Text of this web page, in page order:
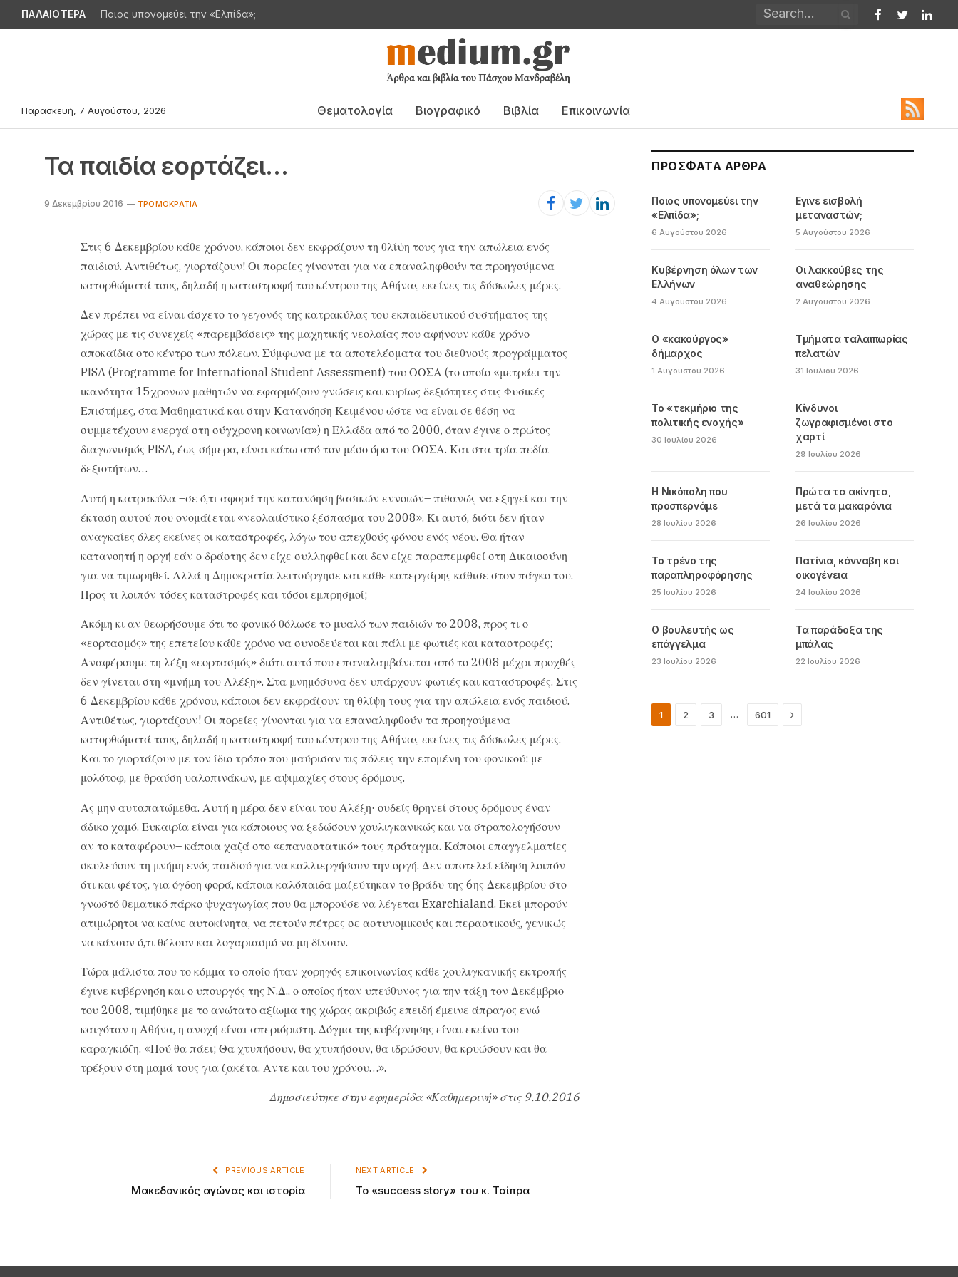
ΠΑΛΑΙΟΤΕΡΑ Ποιος υπονομεύει την «Ελπίδα»;
Facebook
Twitter
Παρασκευή, 7 Αυγούστου, 2026 Θεματολογία Βιογραφικό Βιβλία Επικοινωνία
Τα παιδία εορτάζει…
9 Δεκεμβρίου 2016 TΡΟΜΟΚΡΑΤΊΑ
Στις 6 Δεκεμβρίου κάθε χρόνου, κάποιοι δεν εκφράζουν τη θλίψη τους για την απώλεια ενός
παιδιού. Αντιθέτως, γιορτάζουν! Οι πορείες γίνονται για να επαναληφθούν τα προηγούμενα
κατορθώματά τους, δηλαδή η καταστροφή του κέντρου της Αθήνας εκείνες τις δύσκολες μέρες.
Δεν πρέπει να είναι άσχετο το γεγονός της κατρακύλας του εκπαιδευτικού συστήματος της
χώρας με τις συνεχείς «παρεμβάσεις» της μαχητικής νεολαίας που αφήνουν κάθε χρόνο
αποκαΐδια στο κέντρο των πόλεων. Σύμφωνα με τα αποτελέσματα του διεθνούς προγράμματος
PISA (Programme for International Student Assessment) του ΟΟΣΑ (το οποίο «μετράει την
ικανότητα 15χρονων μαθητών να εφαρμόζουν γνώσεις και κυρίως δεξιότητες στις Φυσικές
Επιστήμες, στα Μαθηματικά και στην Κατανόηση Κειμένου ώστε να είναι σε θέση να
συμμετέχουν ενεργά στη σύγχρονη κοινωνία») η Ελλάδα από το 2000, όταν έγινε ο πρώτος
διαγωνισμός PISA, έως σήμερα, είναι κάτω από τον μέσο όρο του ΟΟΣΑ. Και στα τρία πεδία
δεξιοτήτων…
Αυτή η κατρακύλα –σε ό,τι αφορά την κατανόηση βασικών εννοιών– πιθανώς να εξηγεί και την
έκταση αυτού που ονομάζεται «νεολαιίστικο ξέσπασμα του 2008». Κι αυτό, διότι δεν ήταν
αναγκαίες όλες εκείνες οι καταστροφές, λόγω του απεχθούς φόνου ενός νέου. Θα ήταν
κατανοητή η οργή εάν ο δράστης δεν είχε συλληφθεί και δεν είχε παραπεμφθεί στη Δικαιοσύνη
για να τιμωρηθεί. Αλλά η Δημοκρατία λειτούργησε και κάθε κατεργάρης κάθισε στον πάγκο του.
Προς τι λοιπόν τόσες καταστροφές και τόσοι εμπρησμοί;
Ακόμη κι αν θεωρήσουμε ότι το φονικό θόλωσε το μυαλό των παιδιών το 2008, προς τι ο
«εορτασμός» της επετείου κάθε χρόνο να συνοδεύεται και πάλι με φωτιές και καταστροφές;
Αναφέρουμε τη λέξη «εορτασμός» διότι αυτό που επαναλαμβάνεται από το 2008 μέχρι προχθές
δεν γίνεται στη «μνήμη του Αλέξη». Στα μνημόσυνα δεν υπάρχουν φωτιές και καταστροφές. Στις
6 Δεκεμβρίου κάθε χρόνου, κάποιοι δεν εκφράζουν τη θλίψη τους για την απώλεια ενός παιδιού.
Αντιθέτως, γιορτάζουν! Οι πορείες γίνονται για να επαναληφθούν τα προηγούμενα
κατορθώματά τους, δηλαδή η καταστροφή του κέντρου της Αθήνας εκείνες τις δύσκολες μέρες.
Και το γιορτάζουν με τον ίδιο τρόπο που μαύρισαν τις πόλεις την επομένη του φονικού: με
μολότοφ, με θραύση υαλοπινάκων, με αψιμαχίες στους δρόμους.
Ας μην αυταπατώμεθα. Αυτή η μέρα δεν είναι του Αλέξη· ουδείς θρηνεί στους δρόμους έναν
άδικο χαμό. Ευκαιρία είναι για κάποιους να ξεδώσουν χουλιγκανικώς και να στρατολογήσουν –
αν το καταφέρουν– κάποια χαζά στο «επαναστατικό» τους πρόταγμα. Κάποιοι επαγγελματίες
σκυλεύουν τη μνήμη ενός παιδιού για να καλλιεργήσουν την οργή. Δεν αποτελεί είδηση λοιπόν
ότι και φέτος, για όγδοη φορά, κάποια καλόπαιδα μαζεύτηκαν το βράδυ της 6ης Δεκεμβρίου στο
γνωστό θεματικό πάρκο ψυχαγωγίας που θα μπορούσε να λέγεται Exarchialand. Εκεί μπορούν
ατιμώρητοι να καίνε αυτοκίνητα, να πετούν πέτρες σε αστυνομικούς και περαστικούς, γενικώς
να κάνουν ό,τι θέλουν και λογαριασμό να μη δίνουν.
Τώρα μάλιστα που το κόμμα το οποίο ήταν χορηγός επικοινωνίας κάθε χουλιγκανικής εκτροπής
έγινε κυβέρνηση και ο υπουργός της Ν.Δ., ο οποίος ήταν υπεύθυνος για την τάξη τον Δεκέμβριο
του 2008, τιμήθηκε με το ανώτατο αξίωμα της χώρας ακριβώς επειδή έμεινε άπραγος ενώ
καιγόταν η Αθήνα, η ανοχή είναι απεριόριστη. Δόγμα της κυβέρνησης είναι εκείνο του
καραγκιόζη. «Πού θα πάει; Θα χτυπήσουν, θα χτυπήσουν, θα ιδρώσουν, θα κρυώσουν και θα
τρέξουν στη μαμά τους για ζακέτα. Αντε και του χρόνου…».
Δημοσιεύτηκε στην εφημερίδα «Καθημερινή» στις 9.10.2016
PREVIOUS ARTICLE
Μακεδονικός αγώνας και ιστορία
NEXT ARTICLE
Το «success story» του κ. Τσίπρα
ΠΡΌΣΦΑΤΑ ΆΡΘΡΑ
Ποιος υπονομεύει την
«Ελπίδα»;
6 Αυγούστου 2026
Εγινε εισβολή
μεταναστών;
5 Αυγούστου 2026
Κυβέρνηση όλων των
Ελλήνων
4 Αυγούστου 2026
Οι λακκούβες της
αναθεώρησης
2 Αυγούστου 2026
Ο «κακούργος»
δήμαρχος
1 Αυγούστου 2026
Τμήματα ταλαιπωρίας
πελατών
31 Ιουλίου 2026
Το «τεκμήριο της
πολιτικής ενοχής»
30 Ιουλίου 2026
Κίνδυνοι
ζωγραφισμένοι στο
χαρτί
29 Ιουλίου 2026
Η Νικόπολη που
προσπερνάμε
28 Ιουλίου 2026
Πρώτα τα ακίνητα,
μετά τα μακαρόνια
26 Ιουλίου 2026
Το τρένο της
παραπληροφόρησης
25 Ιουλίου 2026
Πατίνια, κάνναβη και
οικογένεια
24 Ιουλίου 2026
Ο βουλευτής ως
επάγγελμα
23 Ιουλίου 2026
Τα παράδοξα της
μπάλας
22 Ιουλίου 2026
1 2 3 … 601 Next